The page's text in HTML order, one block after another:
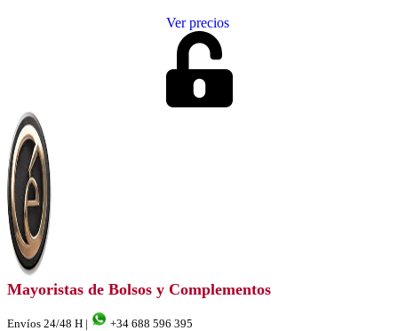
Ver precios
Mayoristas de Bolsos y Complementos
Envíos 24/48 H | +34 688 596 395